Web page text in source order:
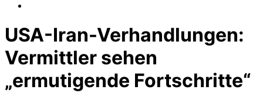
USA-Iran-Verhandlungen:
Vermittler sehen
„ermutigende Fortschritte“